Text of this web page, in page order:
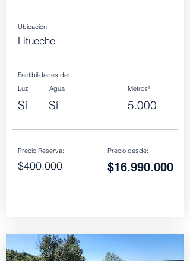
Ubicación
Litueche
Factibilidades de:
Luz
Agua
Sí Sí
Metros²
5.000
Precio Reserva:
$400.000
Precio desde:
$16.990.000